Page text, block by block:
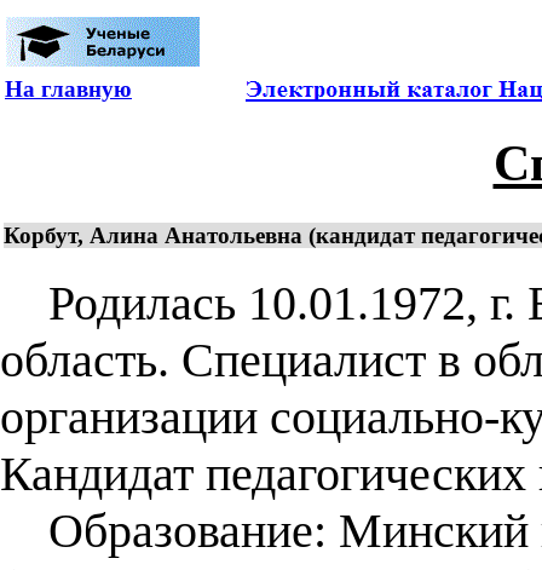
На главную
Корбут, Алина Анатольевна (кандидат
Родилась 10.01.1972, г.
область. Специалист в
организации социально-
Кандидат
Образование: Минский